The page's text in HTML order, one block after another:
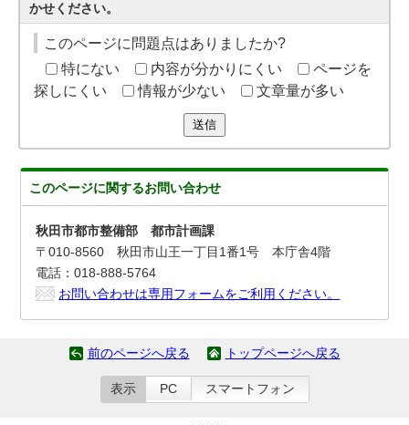
かせください。
このページに問題点はありましたか?
特にない
内容が分かりにくい
ページを
探しにくい
情報が少ない 文章量が多い
送信
このページに関するお問い合わせ
秋田市都市整備部 都市計画課
〒010-8560 秋田市山王一丁目1番1号 本庁舎4階
電話：018-888-5764
お問い合わせは専用フォームをご利用ください。
前のページへ戻る トップページへ戻る
表示 PC スマートフォン